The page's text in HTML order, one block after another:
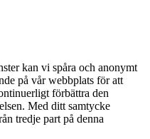
kan vi spåra och anonymt
på vår webbplats för att
förbättra den
Med ditt samtycke
tredje part på denna